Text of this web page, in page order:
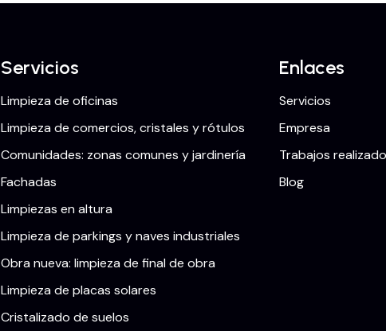
Servicios
Limpieza de oficinas
Limpieza de comercios, cristales y rótulos
Comunidades: zonas comunes y jardinería
Fachadas
Limpiezas en altura
Limpieza de parkings y naves industriales
Obra nueva: limpieza de final de obra
Limpieza de placas solares
Cristalizado de suelos
Enlaces
Servicios
Empresa
Trabajos
Blog